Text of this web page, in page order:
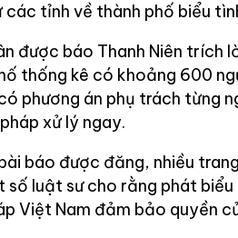
các tỉnh về thành phố biểu
được báo Thanh Niên trích
thống kê có khoảng 600
phương án phụ trách từng
xử lý ngay.
báo được đăng, nhiều
số luật sư cho rằng phát
Việt Nam đảm bảo quyền